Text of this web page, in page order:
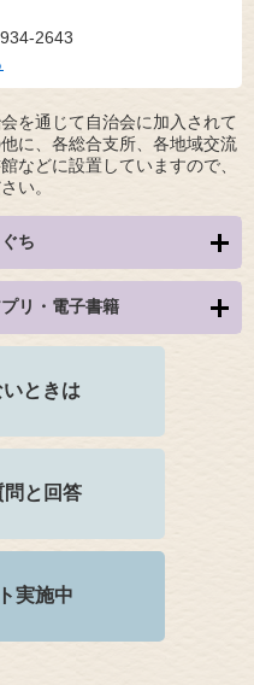
2643
を通じて自治会に加入されて
に、各総合支所、各地域交流
などに設置していますので、
い。
ち
リ・電子書籍
いときは
問と回答
実施中